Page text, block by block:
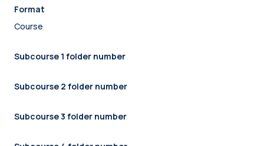
Format
Course
Subcourse 1 folder number
Subcourse 2 folder number
Subcourse 3 folder number